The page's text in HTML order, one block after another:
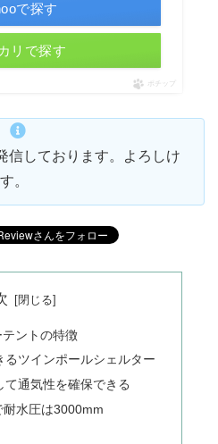
で探す
リで探す
ポチップ
信しております。よろしけ
。
ントの特徴
るツインポールシェルター
通気性を確保できる
水圧は3000mm